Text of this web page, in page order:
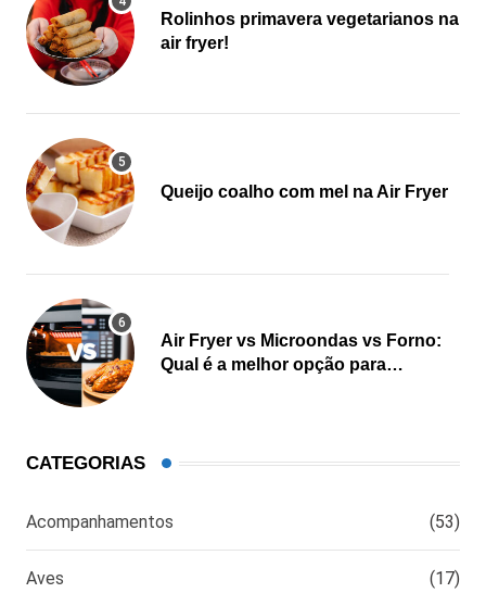
Rolinhos primavera vegetarianos na
air fryer!
Queijo coalho com mel na Air Fryer
Air Fryer vs Microondas vs Forno:
Qual é a melhor opção para
CATEGORIAS
Acompanhamentos (53)
Aves (17)